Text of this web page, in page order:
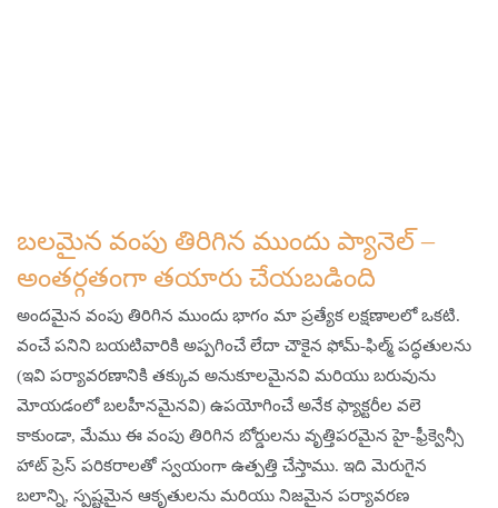
బలమైన వంపు తిరిగిన ముందు ప్యానెల్ –
అంతర్గతంగా తయారు చేయబడింది
అందమైన వంపు తిరిగిన ముందు భాగం మా ప్రత్యేక లక్షణాలలో ఒకటి.
వంచే పనిని బయటివారికి అప్పగించే లేదా చౌకైన ఫోమ్-ఫిల్మ్ పద్ధతులను
(ఇవి పర్యావరణానికి తక్కువ అనుకూలమైనవి మరియు బరువును
మోయడంలో బలహీనమైనవి) ఉపయోగించే అనేక ఫ్యాక్టరీల వలె
కాకుండా, మేము ఈ వంపు తిరిగిన బోర్డులను వృత్తిపరమైన హై-ఫ్రీక్వెన్సీ
హాట్ ప్రెస్ పరికరాలతో స్వయంగా ఉత్పత్తి చేస్తాము. ఇది మెరుగైన
బలాన్ని, స్పష్టమైన ఆకృతులను మరియు నిజమైన పర్యావరణ